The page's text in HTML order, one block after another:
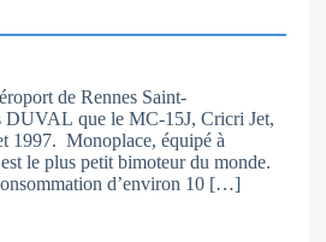
de Rennes Saint-
DUVAL que le MC-15J, Cricri Jet,
1997. Monoplace, équipé à
le plus petit bimoteur du monde.
d’environ 10 […]